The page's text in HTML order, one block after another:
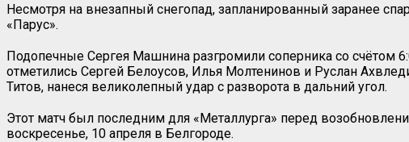
Несмотря на внезапный снегопад, запланированный заранее
«Парус».
Подопечные Сергея Машнина разгромили соперника со счётом
отметились Сергей Белоусов, Илья Молтенинов и Руслан
Титов, нанеся великолепный удар с разворота в дальний угол.
Этот матч был последним для «Металлурга» перед
воскресенье, 10 апреля в Белгороде.